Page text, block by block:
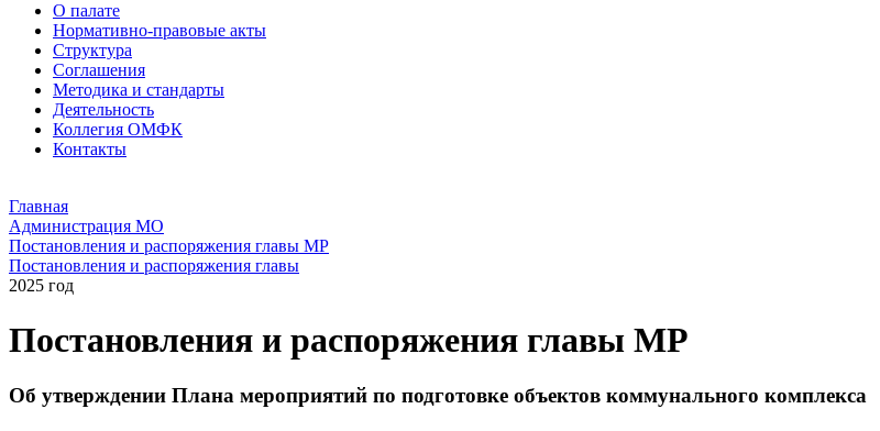
О палате
Нормативно-правовые акты
Структура
Соглашения
Методика и стандарты
Деятельность
Коллегия ОМФК
Контакты
Главная
Администрация МО
Постановления и распоряжения главы МР
Постановления и распоряжения главы
2025 год
Постановления и распоряжения главы МР
Об утверждении Плана мероприятий по подготовке объектов коммунального комплекса